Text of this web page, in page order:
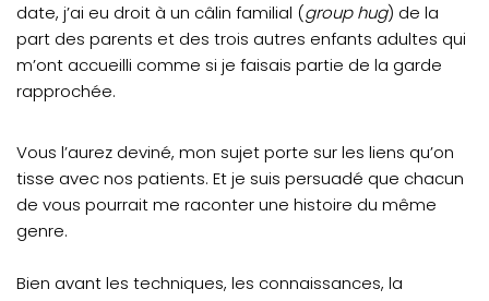
date, j’ai eu droit à un câlin familial (group hug) de la
part des parents et des trois autres enfants adultes qui
m’ont accueilli comme si je faisais partie de la garde
rapprochée.
Vous l’aurez deviné, mon sujet porte sur les liens qu’on
tisse avec nos patients. Et je suis persuadé que chacun
de vous pourrait me raconter une histoire du même
genre.
Bien avant les techniques, les connaissances, la